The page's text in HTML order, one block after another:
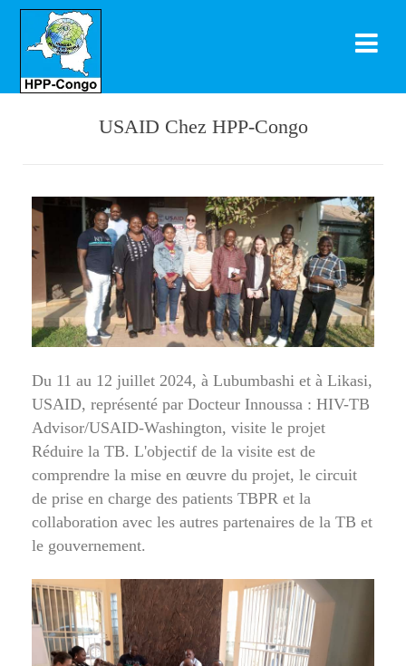
USAID Chez HPP-Congo
Du 11 au 12 juillet 2024, à Lubumbashi et à Likasi,
USAID, représenté par Docteur Innoussa : HIV-TB
Advisor/USAID-Washington, visite le projet
Réduire la TB. L'objectif de la visite est de
comprendre la mise en œuvre du projet, le circuit
de prise en charge des patients TBPR et la
collaboration avec les autres partenaires de la TB et
le gouvernement.